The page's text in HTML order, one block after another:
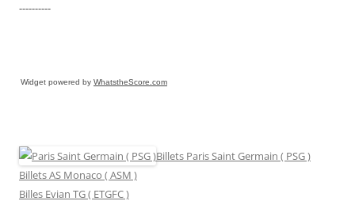
----------
Widget powered by WhatstheScore.com
Billets Paris Saint Germain ( PSG )
Billets AS Monaco ( ASM )
Billes Evian TG ( ETGFC )